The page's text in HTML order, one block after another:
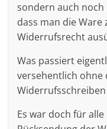
sondern auch noch
dass man die Ware
Widerrufsrecht
Was passiert
versehentlich ohne
Es war doch für